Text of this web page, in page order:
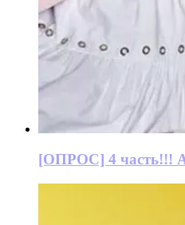
[ОПРОС] 4 часть!!!